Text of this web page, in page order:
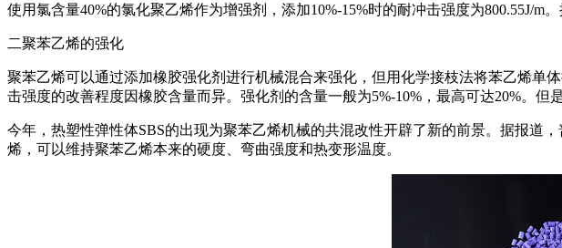
使用氯含量40%的氯化聚乙烯作为增强剂，添加10%-15%时的耐冲击强度为800.55J/m
二聚苯乙烯的强化
聚苯乙烯可以通过添加橡胶强化剂进行机械混合来强化，但用化学接枝法将苯乙烯单
击强度的改善程度因橡胶含量而异。强化剂的含量一般为5%-10%，最高可达20%。
今年，热塑性弹性体SBS的出现为聚苯乙烯机械的共混改性开辟了新的前景。据报道
烯，可以维持聚苯乙烯本来的硬度、弯曲强度和热变形温度。